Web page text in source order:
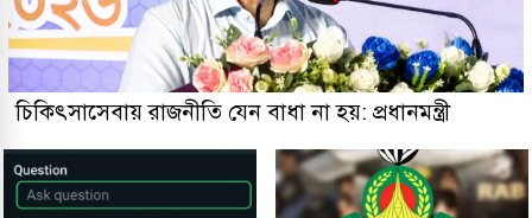
চিকিৎসাসেবায় রাজনীতি যেন বাধা না হয়: প্রধানমন্ত্রী